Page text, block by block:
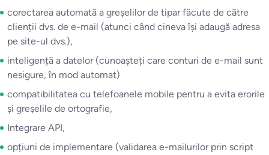
corectarea automată a greșelilor de tipar făcute de către
clienții dvs. de e-mail (atunci când cineva își adaugă adresa
pe site-ul dvs.),
inteligență a datelor (cunoașteți care conturi de e-mail sunt
nesigure, în mod automat)
compatibilitatea cu telefoanele mobile pentru a evita erorile
și greșelile de ortografie,
Integrare API,
opțiuni de implementare (validarea e-mailurilor prin script